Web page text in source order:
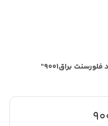
براق9001”